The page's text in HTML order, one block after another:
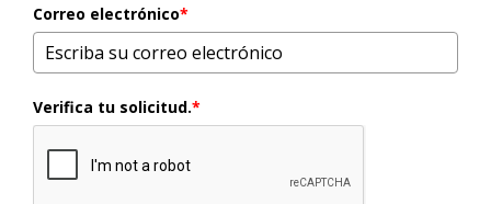
Correo electrónico*
Verifica tu solicitud.*